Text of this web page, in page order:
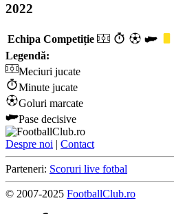
2022
Echipa Competiție
Legendă:
Meciuri jucate
Minute jucate
Goluri marcate
Pase decisive
Despre noi | Contact
Parteneri: Scoruri live fotbal
© 2007-2025 FootballClub.ro